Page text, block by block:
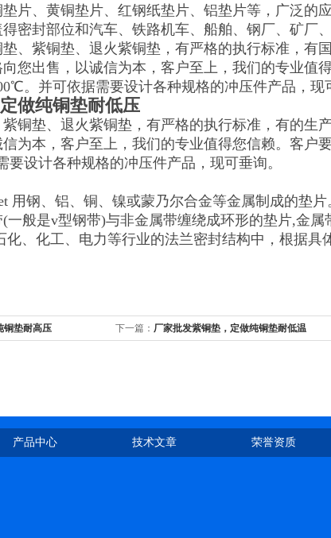
片、黄铜垫片、红钢纸垫片、铝垫片等，广泛的
密封部位和汽车、铁路机车、船舶、钢厂、矿厂
、紫铜垫、退火紫铜垫，有严格的执行标准，有
您出售，以诚信为本，客户至上，我们的专业值
。并可依据需要设计各种规格的冲压件产品，现
做纯铜垫耐低压
铜垫、退火紫铜垫，有严格的执行标准，有的生
为本，客户至上，我们的专业值得您信赖。客户
设计各种规格的冲压件产品，现可垂询。
用钢、铝、铜、镍或蒙乃尔合金等金属制成的垫片
一般是v型钢带)与非金属带缠绕成环形的垫片,金
化、化工、电力等行业的法兰密封结构中，根据具
铜垫耐高压 下一篇： 厂家批发紫铜垫，定做纯铜垫耐低温
产品中心 技术文章 荣誉资质